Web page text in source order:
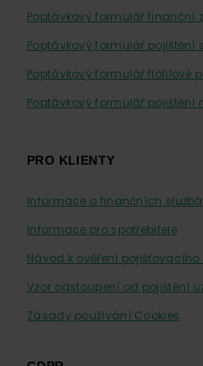
Poptávkový formulář finanční
Poptávkový formulář pojištění
Poptávkový formulář flotilové
Poptávkový formulář pojištění
PRO KLIENTY
Informace o finančních
Informace pro spotřebitele
Návod k ověření
Vzor odstoupení od pojištění
Zásady používání Cookies